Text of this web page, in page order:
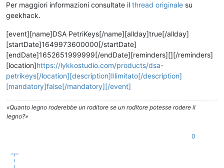
Per maggiori informazioni consultate il thread originale su
geekhack.
[event][name]DSA PetriKeys[/name][allday]true[/allday]
[startDate]1649973600000[/startDate]
[endDate]1652651999999[/endDate][reminders][][/reminders]
[location]https://lykkostudio.com/products/dsa-
petrikeys[/location][description]Illimitato[/description]
[mandatory]false[/mandatory][/event]
«Quanto legno roderebbe un roditore se un roditore potesse rodere il
legno?»
0